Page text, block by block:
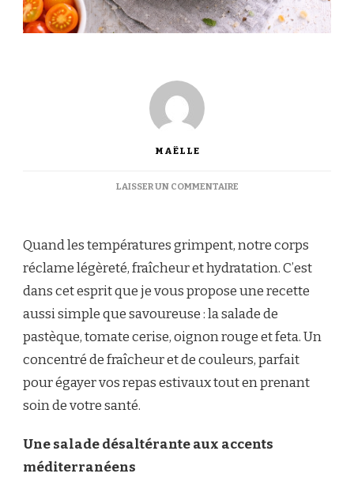
MAËLLE
LAISSER UN COMMENTAIRESUR
&
TOMATES
CERISE
À
FETA
&
LA
MENTHE
Quand les températures grimpent, notre corps
réclame légèreté, fraîcheur et hydratation. C’est
dans cet esprit que je vous propose une recette
aussi simple que savoureuse : la salade de
pastèque, tomate cerise, oignon rouge et feta. Un
concentré de fraîcheur et de couleurs, parfait
pour égayer vos repas estivaux tout en prenant
soin de votre santé.
Une salade désaltérante aux accents
méditerranéens